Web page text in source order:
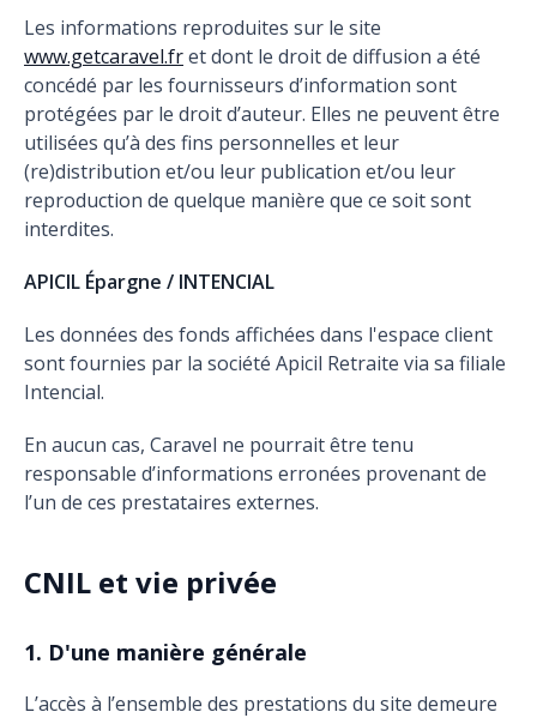
Les informations reproduites sur le site
www.getcaravel.fret dont le droit de diffusion a été
concédé par les fournisseurs d’information sont
protégées par le droit d’auteur. Elles ne peuvent être
utilisées qu’à des fins personnelles et leur
(re)distribution et/ou leur publication et/ou leur
reproduction de quelque manière que ce soit sont
interdites.
APICIL Épargne / INTENCIAL
Les données des fonds affichées dans l'espace client
sont fournies par la société Apicil Retraite via sa filiale
Intencial.
En aucun cas, Caravel ne pourrait être tenu
responsable d’informations erronées provenant de
l’un de ces prestataires externes.
CNIL et vie privée
1. D'une manière générale
L’accès à l’ensemble des prestations du site demeure